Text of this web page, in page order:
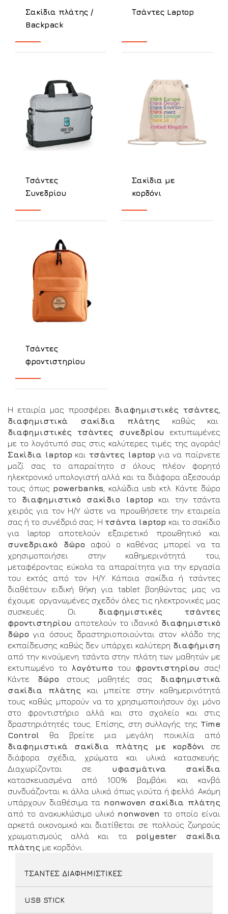
Σακίδια πλάτης /
Backpack
Τσάντες Laptop
Τσάντες
Συνεδρίου
Σακίδια με
κορδόνι
Τσάντες
φροντιστηρίου
Η εταιρία μας προσφέρει διαφημιστικές τσάντες
διαφημιστικά σακίδια πλάτης καθώς και
διαφημιστικές τσάντες συνεδρίου εκτυπωμένες
με το λογότυπό σας στις καλύτερες τιμές της αγοράς!
Σακίδια laptop καιτσάντες laptop για να παίρνετε
μαζί σας το απαραίτητο σ όλους πλέον φορητό
ηλεκτρονικό υπολογιστή αλλά και τα διάφορα αξεσουάρ
τους όπως powerbanks , καλώδια usb κτλ. Κάντε δώρο
το διαφημιστικό σακίδιο laptop και την τσάντα
χειρός για τον Η/Υ ώστε να προωθήσετε την εταιρεία
σας ή το συνέδριό σας. Ητσάντα laptop και το σακίδιο
για laptop αποτελούν εξαιρετικό προωθητικό και
συνεδριακό δώρο αφού ο καθένας μπορεί να τα
χρησιμοποιήσει στην καθημερινότητά του,
μεταφέροντας εύκολα τα απαραίτητα για την εργασία
του εκτός από τον Η/Υ. Κάποια σακίδια ή τσάντες
διαθέτουν ειδική θήκη για tablet βοηθώντας μας να
έχουμε οργανωμένες σχεδόν όλες τις ηλεκτρονικές μας
συσκευές. Οι διαφημιστικές τσάντες
φροντιστηρίου αποτελούν το ιδανικό διαφημιστικό
δώρο για όσους δραστηριοποιούνται στον κλάδο της
εκπαίδευσης καθώς δεν υπάρχει καλύτερη διαφήμιση
από την κινούμενη τσάντα στην πλάτη των μαθητών με
εκτυπωμένο το λογότυπο του φροντιστηρίου
σας!
Κάντε δώρο στους μαθητές σας διαφημιστικά
σακίδια πλάτης και μπείτε στην καθημερινότητά
τους καθώς μπορούν να το χρησιμοποιήσουν όχι μόνο
στο φροντιστήριο αλλά και στο σχολείο και στις
δραστηριότητές τους. Επίσης, στη συλλογής της Time
Control θα βρείτε μια μεγάλη ποικιλία από
διαφημιστικά σακίδια πλάτης με κορδόνι σε
διάφορα σχέδια, χρώματα και υλικά κατασκευής.
Διαχωρίζονται σε υφασμάτινα
σακίδια
κατασκευασμένα από 100% βαμβάκι και κανβά
συνδυάζονται κι άλλα υλικά όπως γιούτα ή φελλό. Ακόμη
υπάρχουν διαθέσιμα τα nonwoven σακίδια πλάτης
από το ανακυκλώσιμο υλικό nonwoven το οποίο είναι
αρκετά οικονομικό και διατίθεται σε πολλούς ζωηρούς
χρωματισμούς αλλά και τα polyester σακίδια
πλάτης με κορδόνι.
ΤΣΑΝΤΕΣ ΔΙΑΦΗΜΙΣΤΙΚΕΣ
USB STICK